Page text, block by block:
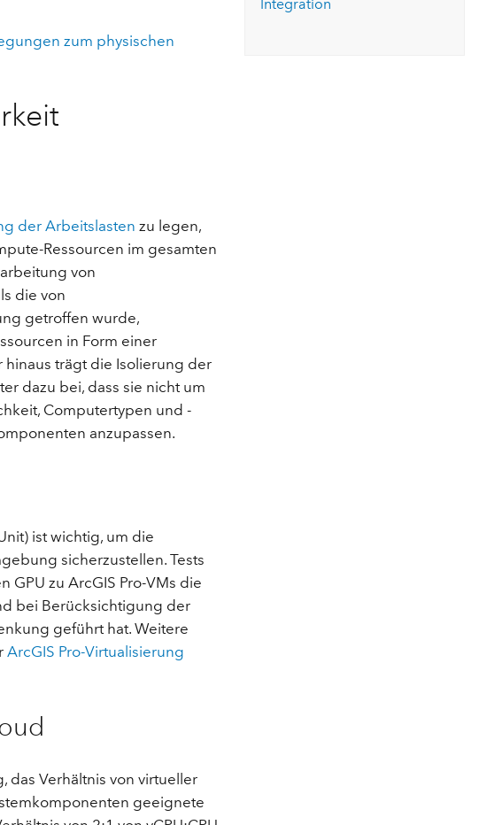
aktivieren Sie eine kostenfreie Testversion.
Infrastrukturmanagement erkunden
Die Story lesen
zum physischen
der Arbeitslasten zu legen,
Ressourcen im gesamten
von
die von
getroffen wurde,
in Form einer
hinaus trägt die Isolierung der
dazu bei, dass sie nicht um
Computertypen und -
anzupassen.
ist wichtig, um die
sicherzustellen. Tests
zu ArcGIS Pro-VMs die
bei Berücksichtigung der
geführt hat. Weitere
ArcGIS Pro-Virtualisierung
das Verhältnis von virtueller
geeignete
Integration